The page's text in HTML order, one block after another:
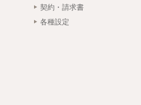
契約・請求書
各種設定